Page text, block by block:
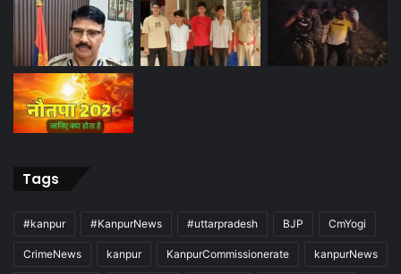
Tags
#kanpur #KanpurNews #uttarpradesh BJP CmYogi
CrimeNews kanpur KanpurCommissionerate kanpurNews